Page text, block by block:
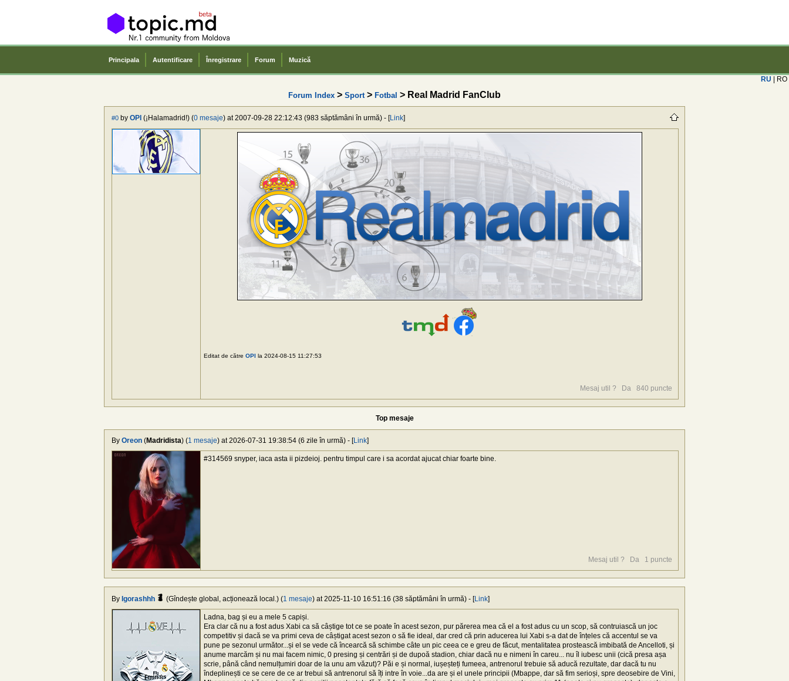
Principala Autentificare Înregistrare Forum Muzică
RU | RO
Forum Index > Sport > Fotbal > Real Madrid FanClub
#0 by OPI (¡Halamadrid!) (0 mesaje) at 2007-09-28 22:12:43 (983 săptămâni în urmă) - [Link]
Editat de către OPI la 2024-08-15 11:27:53
Mesaj util ? Da 840 puncte
Top mesaje
By Oreon (Madridista) (1 mesaje) at 2026-07-31 19:38:54 (6 zile în urmă) - [Link]
#314569 snyper, iaca asta ii pizdeioj. pentru timpul care i sa acordat ajucat chiar foarte bine.
Mesaj util ? Da 1 puncte
By Igorashhh (Gîndește global, acționează local.) (1 mesaje) at 2025-11-10 16:51:16 (38 săptămâni în urmă) - [Link]
Ladna, bag și eu a mele 5 capiși.
Era clar că nu a fost adus Xabi ca să câștige tot ce se poate în acest sezon, pur părerea mea că el a fost adus cu un scop, să contruiască un joc
competitiv și dacă se va primi ceva de câștigat acest sezon o să fie ideal, dar cred că prin aducerea lui Xabi s-a dat de înțeles că accentul se va
pune pe sezonul următor...și el se vede că încearcă să schimbe câte un pic ceea ce e greu de făcut, mentalitatea prostească imbibată de Ancelloti, și
anume marcăm și nu mai facem nimic, 0 presing și centrări și de dupoă stadion, chiar dacă nu e nimeni în careu... nu îl iubesc unii (cică presa așa
scrie, până când nemulțumiri doar de la unu am văzut)? Păi e și normal, iușeșteți fumeea, antrenorul trebuie să aducă rezultate, dar dacă tu nu
îndeplinești ce se cere de ce ar trebui să antrenorul să îți intre în voie...da are și el unele principii (Mbappe, dar să fim serioși, spre deosebire de Vini,